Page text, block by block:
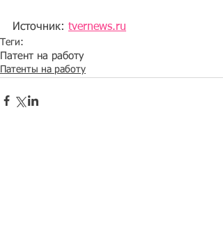
Источник: tvernews.ru
Теги:
Патент на работу
Патенты на работу